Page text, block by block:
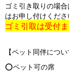
ゴミ引き取りの場
はお申し付けくださ
ゴミ引取は受付
【ペット同伴につい
⭕️ペット可の席